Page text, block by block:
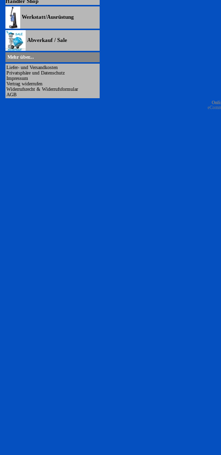
Werkstatt/Ausrüstung
Abverkauf / Sale
Mehr über...
Liefer- und Versandkosten
Privatsphäre und Datenschutz
Impressum
Vertrag widerrufen
Widerrufsrecht & Widerrufsformular
AGB